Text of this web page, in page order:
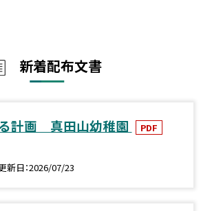
新着配布文書
計画 真田山幼稚園 PDF
新日 2026/07/23